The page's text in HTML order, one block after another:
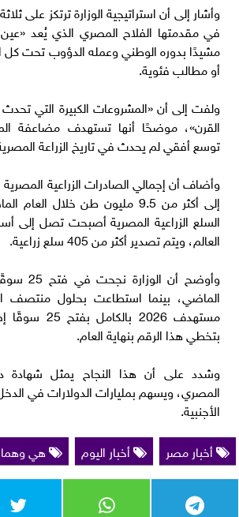
وأشار إلى أن استراتيجية الوزارة ترتكز على
في مقدمتها الفلاح المصري الذي يُعد «عين
مشيدًا بدوره الوطني وعمله الدؤوب تحت
أو مطالب فئوية.
ولفت إلى أن «المشروعات الكبيرة التي
القرن»، موضحًا أنها تستهدف مضاعفة
توسع أفقي لم يحدث في تاريخ الزراعة
وأضاف أن إجمالي الصادرات الزراعية
إلى أكثر من 9.5 مليون طن خلال
العالم، ويتم تصدير أكثر من 405 سلع زراعية.
وأوضح أن
الماضي، بينما استطاعت بحلول منتصف
مستهدف 2026
بتخطي هذا الرقم بنهاية العام.
وشدد على أن هذا النجاح يمثل شهادة
المصري، ويسهم بمليارات الدولارات في
الأجنبية.
أخبار مصر
أخبار اليوم هي وهما